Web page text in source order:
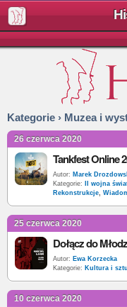
Kategorie › Muzea i
26 czerwca 2020
Autor: Marek
Kategorie:
II wojna
Rekonstrukcje,
25 czerwca 2020
Autor: Ewa Korzecka
Kategorie: Kultura i
10 czerwca 2020